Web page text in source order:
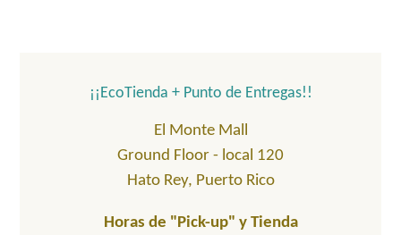
¡¡EcoTienda + Punto de Entregas!!
El Monte Mall
Ground Floor - local 120
Hato Rey, Puerto Rico
Horas de "Pick-up" y Tienda